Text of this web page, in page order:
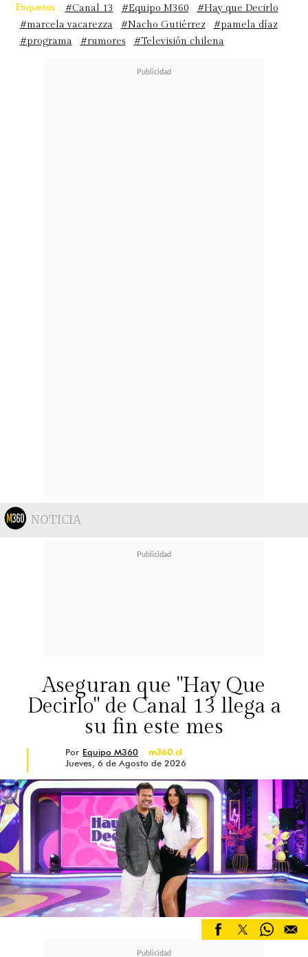
Etiquetas : #Canal 13 #Equipo M360
#Hay que Decirlo
#marcela vacarezza
#Nacho Gutiérrez
#pamela díaz
#programa
#rumores #Televisión chilena
NOTICIA
Aseguran que "Hay Que
Decirlo" de Canal 13 llega a
su fin este mes
Por Equipo M360
m360.cl
Jueves, 6 de Agosto de 2026